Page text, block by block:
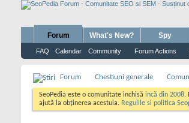
Forum
FAQ Calendar Community Forum Actions
What's New? Spy
Forum Chestiuni generale
SeoPedia este o comunitate inchisă incă din 2008.
ajută la obținerea acestuia. Regulile si politica